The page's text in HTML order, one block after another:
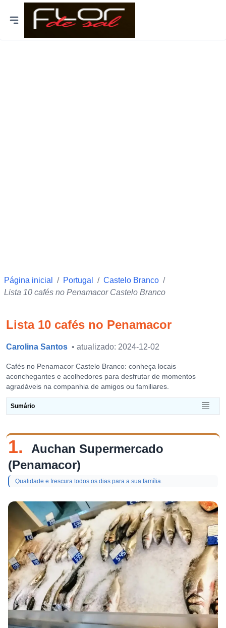
Página inicial / Portugal / Castelo Branco /
Lista 10 cafés no Penamacor Castelo Branco
Lista 10 cafés no Penamacor
Carolina Santos • atualizado: 2024-12-02
Cafés no Penamacor Castelo Branco: conheça locais
aconchegantes e acolhedores para desfrutar de momentos
agradáveis na companhia de amigos ou familiares.
Sumário
1.
Auchan Supermercado
(Penamacor)
Qualidade e frescura todos os dias para a sua família.